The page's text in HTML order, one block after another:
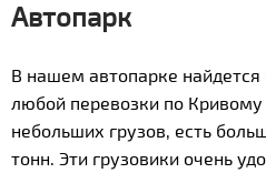
Автопарк
В нашем автопарке
любой перевозки по
небольших грузов, есть
тонн. Эти грузовики очень